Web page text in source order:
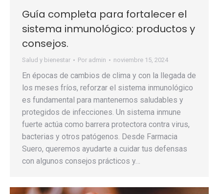
Guía completa para fortalecer el
sistema inmunológico: productos y
consejos.
Salud y bienestar Por admin noviembre 15, 2024
En épocas de cambios de clima y con la llegada de
los meses fríos, reforzar el sistema inmunológico
es fundamental para mantenernos saludables y
protegidos de infecciones. Un sistema inmune
fuerte actúa como barrera protectora contra virus,
bacterias y otros patógenos. Desde Farmacia
Suero, queremos ayudarte a cuidar tus defensas
con algunos consejos prácticos y…